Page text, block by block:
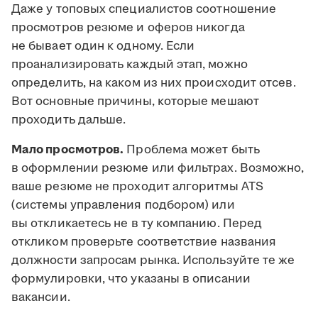
Даже у топовых специалистов соотношение
просмотров резюме и оферов никогда
не бывает один к одному. Если
проанализировать каждый этап, можно
определить, на каком из них происходит отсев.
Вот основные причины, которые мешают
проходить дальше.
Мало просмотров. Проблема может быть
в оформлении резюме или фильтрах. Возможно,
ваше резюме не проходит алгоритмы ATS
(системы управления подбором) или
вы откликаетесь не в ту компанию. Перед
откликом проверьте соответствие названия
должности запросам рынка. Используйте те же
формулировки, что указаны в описании
вакансии.